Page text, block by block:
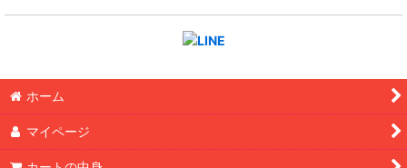
ホーム
マイページ